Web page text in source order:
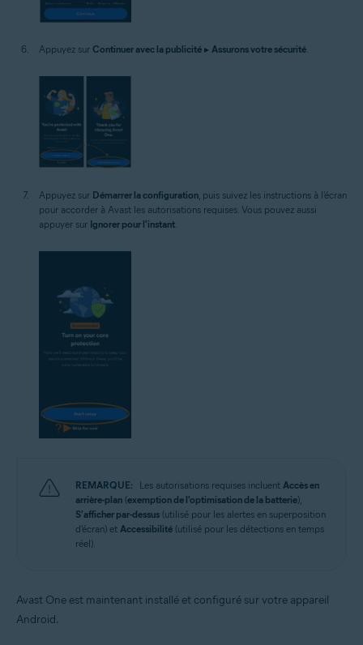
Appuyez sur Continuer avec la publicité ▸ Assurons votre sécurité
Appuyez sur Démarrer la configuration , puis suivez les instructions à l'écran
pour accorder à Avast les autorisations requises. Vous pouvez aussi
appuyer sur Ignorer pour l'instant
REMARQUE: Les autorisations requises incluent Accès en
arrière-plan (exemption de l'optimisation de la batterie),
S'afficher par-dessus (utilisé pour les alertes en superposition
d'écran) et Accessibilité (utilisé pour les détections en temps
réel).
Avast One est maintenant installé et configuré sur votre appareil
Android.